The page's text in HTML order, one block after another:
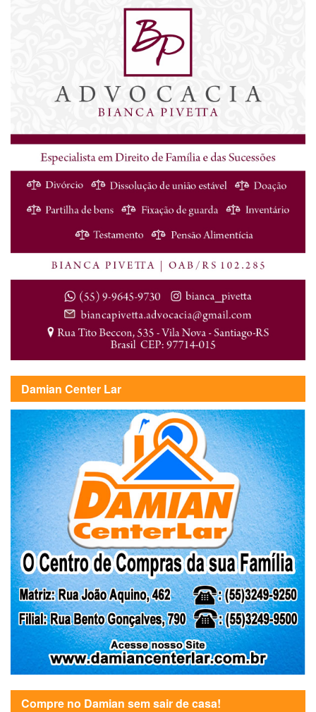
Damian Center Lar
Compre no Damian sem sair de casa!